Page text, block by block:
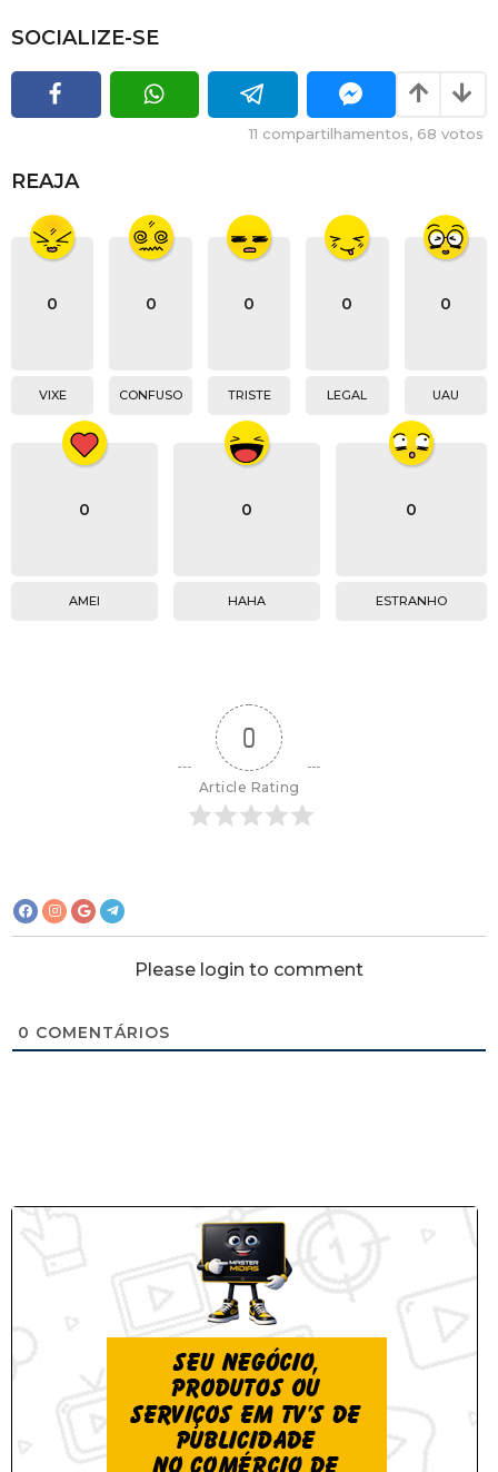
SOCIALIZE-SE
11 compartilhamentos, 68 votos
REAJA
0
VIXE
0
CONFUSO
0
TRISTE
0
LEGAL
0
UAU
0
AMEI
0
HAHA
0
ESTRANHO
0
Article Rating
Please login to comment
0 COMENTÁRIOS